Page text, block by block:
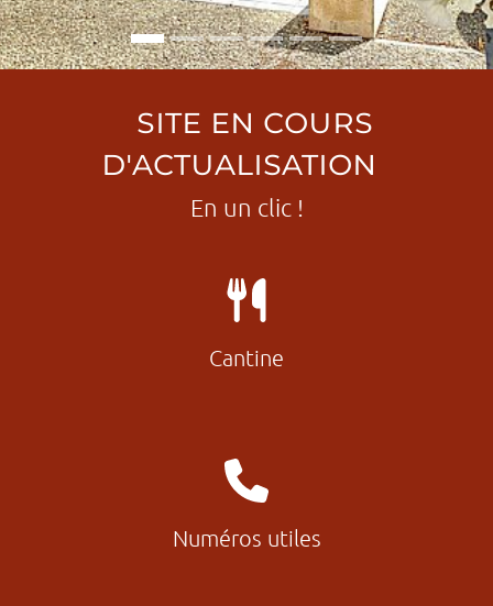
SITE EN COURS
D'ACTUALISATION
En un clic !
Cantine
Numéros utiles